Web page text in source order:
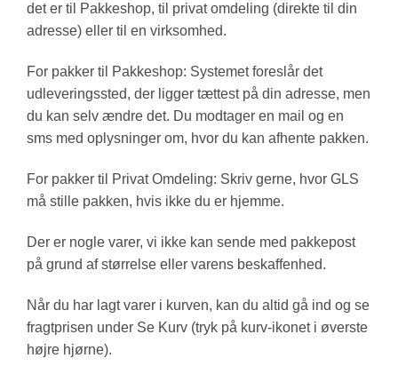
det er til Pakkeshop, til privat omdeling (direkte til din
adresse) eller til en virksomhed.
For pakker til Pakkeshop: Systemet foreslår det
udleveringssted, der ligger tættest på din adresse, men
du kan selv ændre det. Du modtager en mail og en
sms med oplysninger om, hvor du kan afhente pakken.
For pakker til Privat Omdeling: Skriv gerne, hvor GLS
må stille pakken, hvis ikke du er hjemme.
Der er nogle varer, vi ikke kan sende med pakkepost
på grund af størrelse eller varens beskaffenhed.
Når du har lagt varer i kurven, kan du altid gå ind og se
fragtprisen under Se Kurv (tryk på kurv-ikonet i øverste
højre hjørne).